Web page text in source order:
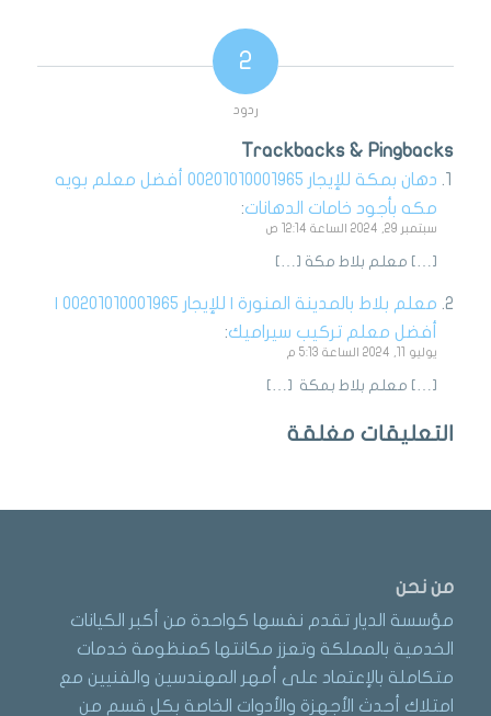
2
ردود
Trackbacks & Pingbacks
دهان بمكة للإيجار 00201010001965 أفضل معلم بويه
مكه بأجود خامات الدهانات:
سبتمبر 29, 2024 الساعة 12:14 ص
[…] معلم بلاط مكة […]
أفضل معلم تركيب سيراميك:
يوليو 11, 2024 الساعة 5:13 م
[…] معلم بلاط بمكة […]
التعليقات مغلقة
من نحن
مؤسسة الديار تقدم نفسها كواحدة من أكبر الكيانات
الخدمية بالمملكة وتعزز مكانتها كمنظومة خدمات
متكاملة بالإعتماد على أمهر المهندسين والفنيين مع
امتلاك أحدث الأجهزة والأدوات الخاصة بكل قسم من